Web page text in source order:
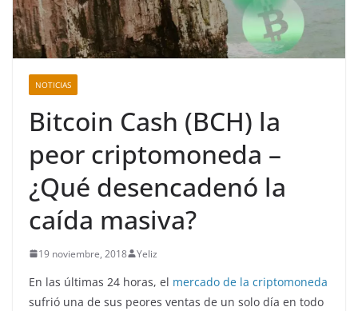
NOTICIAS
Bitcoin Cash (BCH) la
peor criptomoneda –
¿Qué desencadenó la
caída masiva?
19 noviembre, 2018 Yeliz
En las últimas 24 horas, el mercado de la criptomoneda
sufrió una de sus peores ventas de un solo día en todo